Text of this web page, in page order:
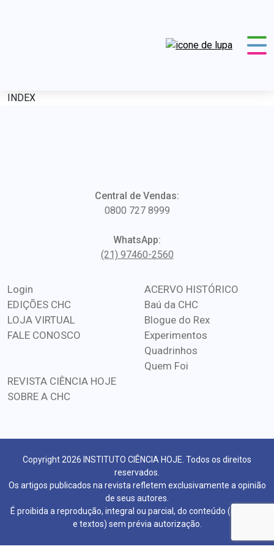
INDEX
Central de Vendas:
0800 727 8999
WhatsApp:
(21) 97460-2560
Login
EDIÇÕES CHC
LOJA VIRTUAL
FALE CONOSCO
ACERVO HISTÓRICO
Baú da CHC
Blogue do Rex
Experimentos
Quadrinhos
Quem Foi
REVISTA CIÊNCIA HOJE
SOBRE A CHC
Copyright 2026 INSTITUTO CIÊNCIA HOJE. Todos os direitos
reservados.
Os artigos publicados na revista refletem exclusivamente a opinião
de seus autores.
É proibida a reprodução, integral ou parcial, do conteúdo (imagens
e textos) sem prévia autorização.